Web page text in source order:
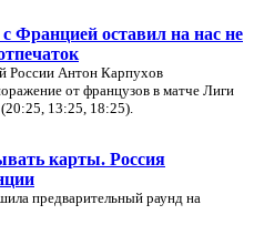
Францией оставил на нас не
России Антон Карпухов
от французов в матче Лиги
13:25, 18:25).
карты. Россия
предварительный раунд на